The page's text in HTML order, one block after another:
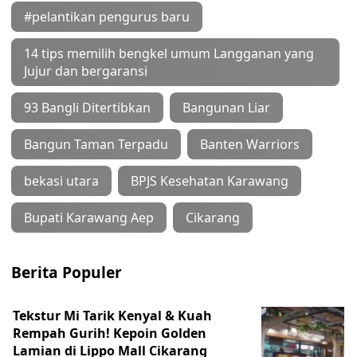
#pelantikan pengurus baru
14 tips memilih bengkel umum Langganan yang
Jujur dan bergaransi
93 Bangli Ditertibkan Bangunan Liar
Bangun Taman Terpadu Banten Warriors
bekasi utara BPJS Kesehatan Karawang
Bupati Karawang Aep Cikarang
Berita Populer
Tekstur Mi Tarik Kenyal & Kuah
Rempah Gurih! Kepoin Golden
Lamian di Lippo Mall Cikarang